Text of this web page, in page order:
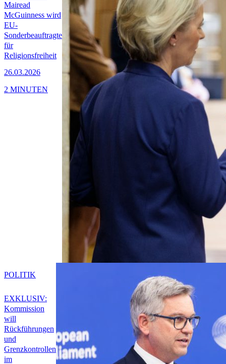
Mairead
McGuinness wird
EU-
Sonderbeauftragte
für
Religionsfreiheit
26.03.2026
2 MINUTEN
EXKLUSIV:
Kommission
will
Rückführungen
und
Grenzkontrollen
im
POLITIK